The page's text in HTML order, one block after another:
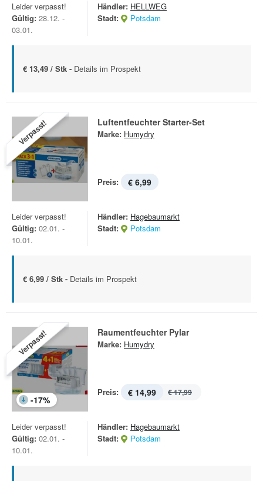
Leider verpasst!
Gültig: 28.12. -
03.01.
Händler: HELLWEG
Stadt:
Potsdam
€ 13,49 / Stk - Details im Prospekt
Verpasst! Luftentfeuchter Starter-Set
Marke: Humydry
Preis: € 6,99
Leider verpasst!
Gültig: 02.01. -
10.01.
Händler: Hagebaumarkt
Stadt:
Potsdam
€ 6,99 / Stk - Details im Prospekt
Verpasst!
-17%
Raumentfeuchter Pylar
Marke: Humydry
Preis: € 14,99 € 17,99
Leider verpasst!
Gültig: 02.01. -
10.01.
Händler: Hagebaumarkt
Stadt:
Potsdam